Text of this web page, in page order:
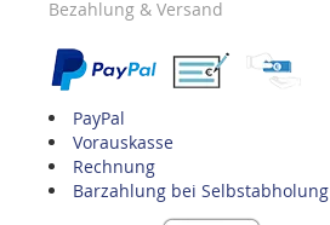
Bezahlung & Versand
PayPal
Vorauskasse
Rechnung
Barzahlung bei Selbstabholung